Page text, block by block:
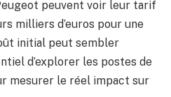
peuvent voir leur tarif
milliers d’euros pour une
initial peut sembler
d’explorer les postes de
mesurer le réel impact sur